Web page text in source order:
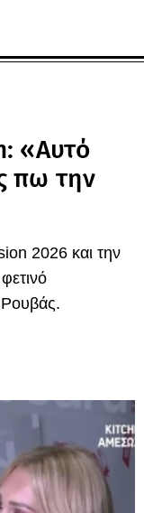
«Αυτό
πω την
2026 και την